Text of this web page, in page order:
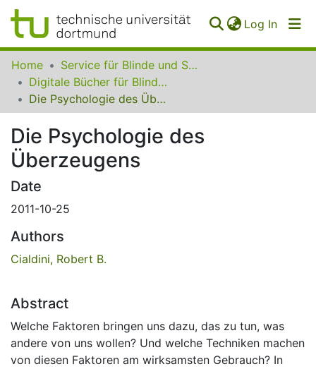
Log In
Communities
Collections
FAQ
Home
Service für Blinde und Sehbehinderte der UB Dortmund
Digitale Bücher für Blinde und Sehbehinderte
Die Psychologie des Überzeugens
Die Psychologie des
Überzeugens
Date
2011-10-25
Authors
Cialdini, Robert B.
Abstract
Welche Faktoren bringen uns dazu, das zu tun, was
andere von uns wollen? Und welche Techniken machen
von diesen Faktoren am wirksamsten Gebrauch? In